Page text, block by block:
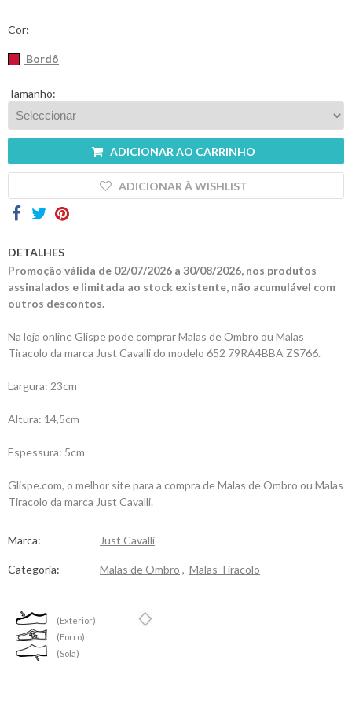
Cor:
Bordô
Tamanho:
ADICIONAR AO CARRINHO
ADICIONAR À WISHLIST
DETALHES
Promoção válida de 02/07/2026 a 30/08/2026, nos produtos
assinalados e limitada ao stock existente, não acumulável com
outros descontos.
Na loja online Glispe pode comprar Malas de Ombro ou Malas
Tiracolo da marca Just Cavalli do modelo 652 79RA4BBA ZS766.
Largura: 23cm
Altura: 14,5cm
Espessura: 5cm
Glispe.com, o melhor site para a compra de Malas de Ombro ou Malas
Tiracolo da marca Just Cavalli.
Marca: Just Cavalli
Categoria: Malas de Ombro , Malas Tiracolo
(Exterior)
(Forro)
(Sola)